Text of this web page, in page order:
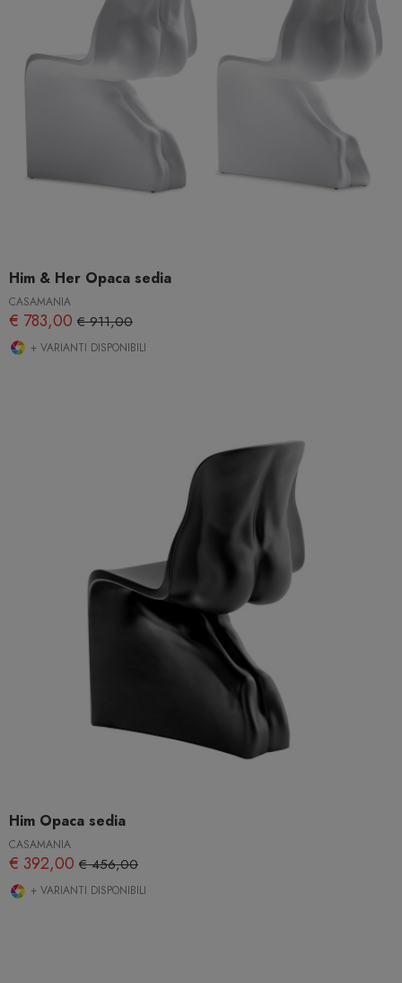
Him & Her Opaca sedia
CASAMANIA
€ 783,00 € 911,00
+ VARIANTI DISPONIBILI
Him Opaca sedia
CASAMANIA
€ 392,00 € 456,00
+ VARIANTI DISPONIBILI